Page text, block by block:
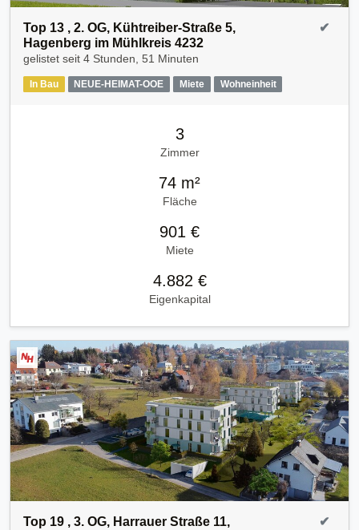
Top 13 , 2. OG, Kühtreiber-Straße 5,
Hagenberg im Mühlkreis 4232
gelistet seit 4 Stunden, 51 Minuten
In Bau NEUE-HEIMAT-OOE Miete Wohneinheit
✔
3
Zimmer
74 m²
Fläche
901 €
Miete
4.882 €
Eigenkapital
Top 19 , 3. OG, Harrauer Straße 11,
✔